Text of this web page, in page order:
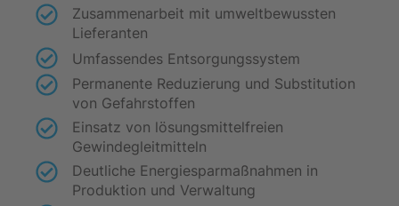
Zusammenarbeit mit umweltbewussten
Lieferanten
Umfassendes Entsorgungssystem
Permanente Reduzierung und Substitution
von Gefahrstoffen
Einsatz von lösungsmittelfreien
Gewindegleitmitteln
Deutliche Energiesparmaßnahmen in
Produktion und Verwaltung